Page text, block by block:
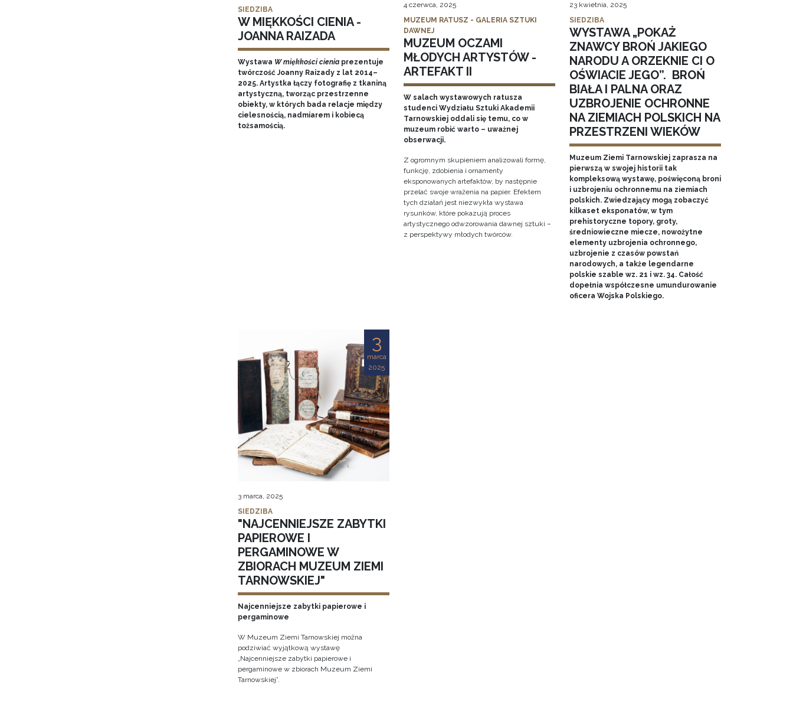
SIEDZIBA
W MIĘKKOŚCI CIENIA -
JOANNA RAIZADA
Wystawa W miękkości cieniaprezentuje
twórczość Joanny Raizady z lat 2014–
2025. Artystka łączy fotografię z tkaniną
artystyczną, tworząc przestrzenne
obiekty, w których bada relacje między
cielesnością, nadmiarem i kobiecą
tożsamością.
4 czerwca, 2025
MUZEUM RATUSZ - GALERIA SZTUKI
DAWNEJ
MUZEUM OCZAMI
MŁODYCH ARTYSTÓW -
ARTEFAKT II
W salach wystawowych ratusza
studenci Wydziału Sztuki Akademii
Tarnowskiej oddali się temu, co w
muzeum robić warto – uważnej
obserwacji.
Z ogromnym skupieniem analizowali formę,
funkcję, zdobienia i ornamenty
eksponowanych artefaktów, by następnie
przelać swoje wrażenia na papier. Efektem
tych działań jest niezwykła wystawa
rysunków, które pokazują proces
artystycznego odwzorowania dawnej sztuki –
z perspektywy młodych twórców.
23 kwietnia, 2025
SIEDZIBA
WYSTAWA „POKAŻ
ZNAWCY BROŃ JAKIEGO
NARODU A ORZEKNIE CI O
OŚWIACIE JEGO”. BROŃ
BIAŁA I PALNA ORAZ
UZBROJENIE OCHRONNE
NA ZIEMIACH POLSKICH NA
PRZESTRZENI WIEKÓW
Muzeum Ziemi Tarnowskiej zaprasza na
pierwszą w swojej historii tak
kompleksową wystawę, poświęconą broni
i uzbrojeniu ochronnemu na ziemiach
polskich. Zwiedzający mogą zobaczyć
kilkaset eksponatów, w tym
prehistoryczne topory, groty,
średniowieczne miecze, nowożytne
elementy uzbrojenia ochronnego,
uzbrojenie z czasów powstań
narodowych, a także legendarne
polskie szable wz. 21 i wz. 34. Całość
dopełnia współczesne umundurowanie
oficera Wojska Polskiego.
3
marca
2025
3 marca, 2025
SIEDZIBA
"NAJCENNIEJSZE ZABYTKI
PAPIEROWE I
PERGAMINOWE W
ZBIORACH MUZEUM ZIEMI
TARNOWSKIEJ"
Najcenniejsze zabytki papierowe i
pergaminowe
W Muzeum Ziemi Tarnowskiej można
podziwiać wyjątkową wystawę
„Najcenniejsze zabytki papierowe i
pergaminowe w zbiorach Muzeum Ziemi
Tarnowskiej”.